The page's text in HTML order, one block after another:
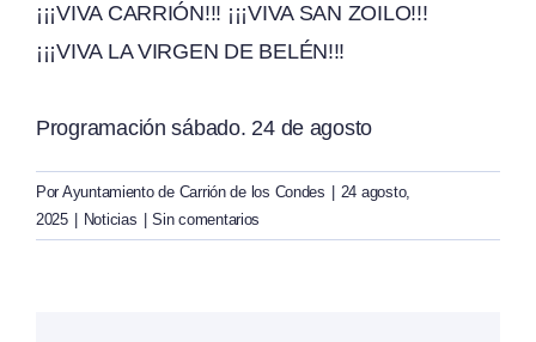
¡¡¡VIVA CARRIÓN!!! ¡¡¡VIVA SAN ZOILO!!!
¡¡¡VIVA LA VIRGEN DE BELÉN!!!
Programación sábado. 24 de agosto
Por Ayuntamiento de Carrión de los Condes
24 agosto,
2025
Noticias Sin comentarios